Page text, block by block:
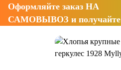
Оформляйте заказ НА
САМОВЫВОЗ и получайте